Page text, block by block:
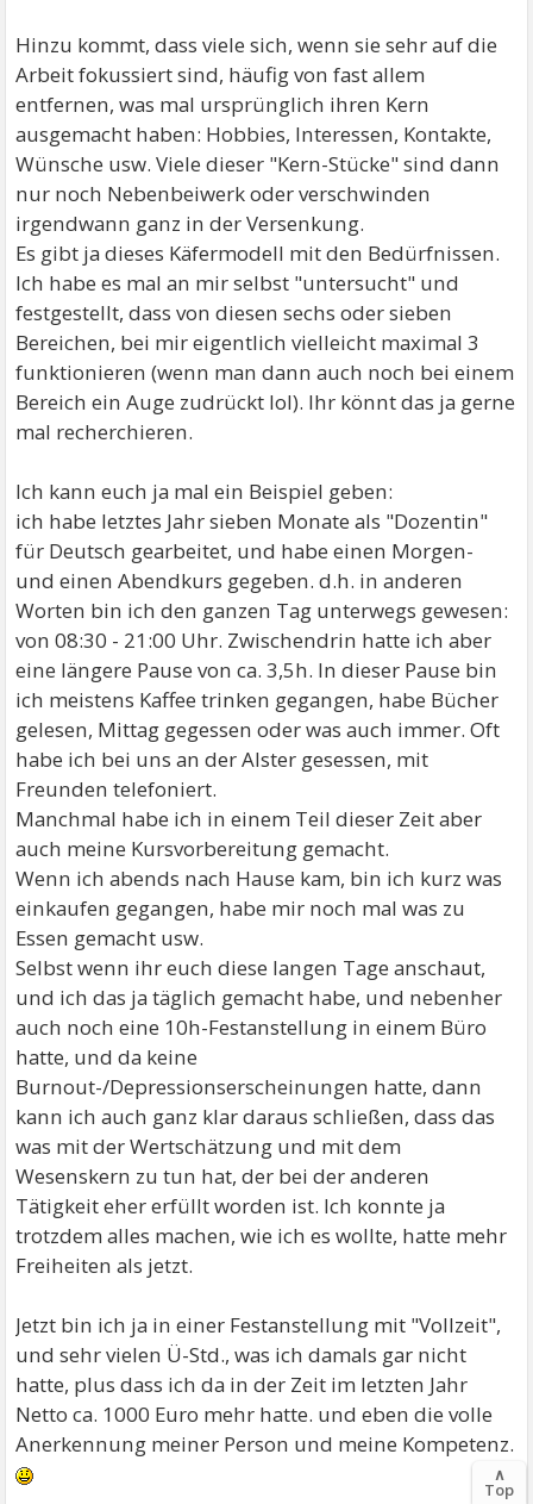
Hinzu kommt, dass viele sich, wenn sie sehr auf die
Arbeit fokussiert sind, häufig von fast allem
entfernen, was mal ursprünglich ihren Kern
ausgemacht haben: Hobbies, Interessen, Kontakte,
Wünsche usw. Viele dieser "Kern-Stücke" sind dann
nur noch Nebenbeiwerk oder verschwinden
irgendwann ganz in der Versenkung.
Es gibt ja dieses Käfermodell mit den Bedürfnissen.
Ich habe es mal an mir selbst "untersucht" und
festgestellt, dass von diesen sechs oder sieben
Bereichen, bei mir eigentlich vielleicht maximal 3
funktionieren (wenn man dann auch noch bei einem
Bereich ein Auge zudrückt lol). Ihr könnt das ja gerne
mal recherchieren.
Ich kann euch ja mal ein Beispiel geben:
ich habe letztes Jahr sieben Monate als "Dozentin"
für Deutsch gearbeitet, und habe einen Morgen-
und einen Abendkurs gegeben. d.h. in anderen
Worten bin ich den ganzen Tag unterwegs gewesen:
von 08:30 - 21:00 Uhr. Zwischendrin hatte ich aber
eine längere Pause von ca. 3,5h. In dieser Pause bin
ich meistens Kaffee trinken gegangen, habe Bücher
gelesen, Mittag gegessen oder was auch immer. Oft
habe ich bei uns an der Alster gesessen, mit
Freunden telefoniert.
Manchmal habe ich in einem Teil dieser Zeit aber
auch meine Kursvorbereitung gemacht.
Wenn ich abends nach Hause kam, bin ich kurz was
einkaufen gegangen, habe mir noch mal was zu
Essen gemacht usw.
Selbst wenn ihr euch diese langen Tage anschaut,
und ich das ja täglich gemacht habe, und nebenher
auch noch eine 10h-Festanstellung in einem Büro
hatte, und da keine
Burnout-/Depressionserscheinungen hatte, dann
kann ich auch ganz klar daraus schließen, dass das
was mit der Wertschätzung und mit dem
Wesenskern zu tun hat, der bei der anderen
Tätigkeit eher erfüllt worden ist. Ich konnte ja
trotzdem alles machen, wie ich es wollte, hatte mehr
Freiheiten als jetzt.
Jetzt bin ich ja in einer Festanstellung mit "Vollzeit",
und sehr vielen Ü-Std., was ich damals gar nicht
hatte, plus dass ich da in der Zeit im letzten Jahr
Netto ca. 1000 Euro mehr hatte. und eben die volle
Anerkennung meiner Person und meine Kompetenz.
∧
Top